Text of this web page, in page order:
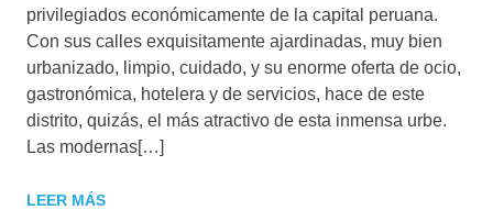
privilegiados económicamente de la capital peruana.
Con sus calles exquisitamente ajardinadas, muy bien
urbanizado, limpio, cuidado, y su enorme oferta de ocio,
gastronómica, hotelera y de servicios, hace de este
distrito, quizás, el más atractivo de esta inmensa urbe.
Las modernas[…]
LEER MÁS